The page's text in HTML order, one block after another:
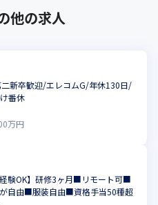
他の求人
二新卒歓迎/エレコムG/年休130日/
番休
万円
験OK】研修3ヶ月■リモート可■
自由■服装自由■資格手当50種超